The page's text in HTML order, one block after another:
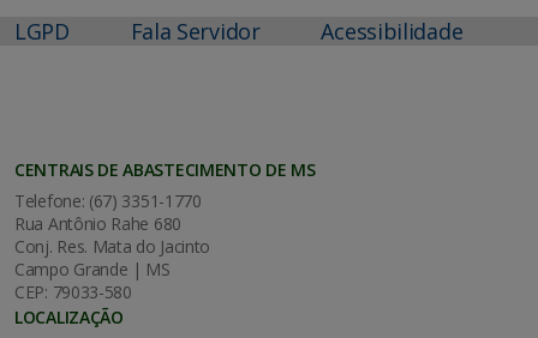
LGPD
Fala Servidor Acessibilidade
CENTRAIS DE ABASTECIMENTO DE MS
Telefone: (67) 3351-1770
Rua Antônio Rahe 680
Conj. Res. Mata do Jacinto
Campo Grande | MS
CEP: 79033-580
LOCALIZAÇÃO